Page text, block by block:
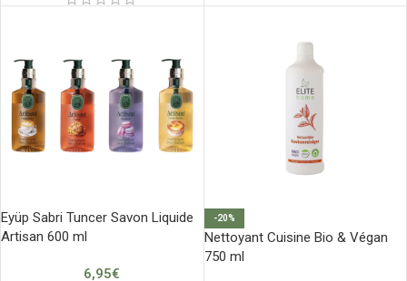
Eyüp Sabri Tuncer Savon Liquide
Artisan 600 ml
6,95€
-20%
Nettoyant Cuisine Bio & Végan
750 ml